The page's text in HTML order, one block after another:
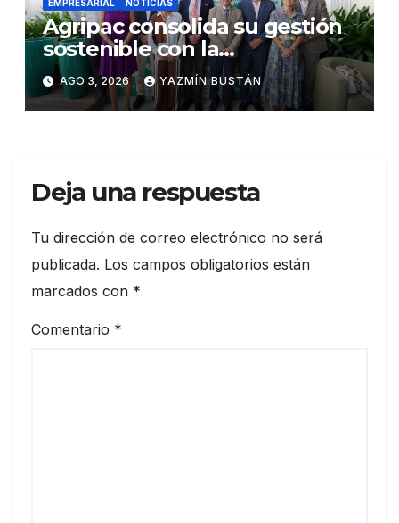
EMPRESARIAL NOTICIAS
Agripac consolida su gestión
sostenible con la
presentación de su octava
Memoria de Sostenibilidad
AGO 3, 2026 YAZMÍN BUSTÁN
Deja una respuesta
Tu dirección de correo electrónico no será
publicada. Los campos obligatorios están
marcados con *
Comentario *